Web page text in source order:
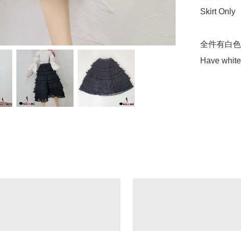
Skirt Only
全件有白
Have